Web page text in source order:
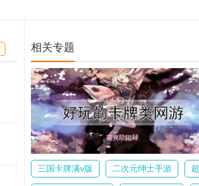
相关专题
三国卡牌满v版 二次元绅士手游